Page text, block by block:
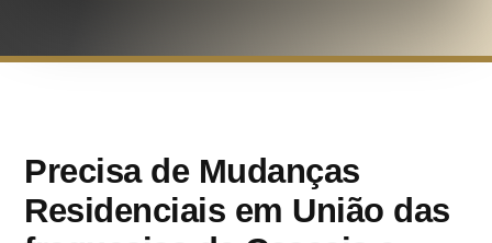
Precisa de Mudanças
Residenciais em União das